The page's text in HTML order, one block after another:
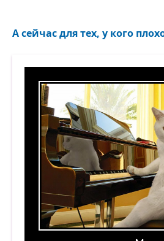
А сейчас для тех, у кого